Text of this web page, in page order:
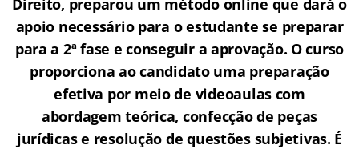
Direito, preparou um método online que dará o
apoio necessário para o estudante se preparar
para a 2ª fase e conseguir a aprovação. O curso
proporciona ao candidato uma preparação
efetiva por meio de videoaulas com
abordagem teórica, confecção de peças
jurídicas e resolução de questões subjetivas. É